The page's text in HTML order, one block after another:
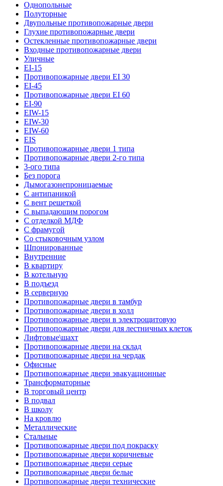
Однопольные
Полуторные
Двупольные противопожарные двери
Глухие противопожарные двери
Остекленные противопожарные двери
Входные противопожарные двери
Уличные
EI-15
Противопожарные двери EI 30
EI-45
Противопожарные двери EI 60
EI-90
EIW-15
EIW-30
EIW-60
EIS
Противопожарные двери 1 типа
Противопожарные двери 2-го типа
3-ого типа
Без порога
Дымогазонепроницаемые
С антипаникой
С вент решеткой
С выпадающим порогом
С отделкой МДФ
С фрамугой
Со стыковочным узлом
Шпонированные
Внутренние
В квартиру
В котельную
В подъезд
В серверную
Противопожарные двери в тамбур
Противопожарные двери в холл
Противопожарные двери в электрощитовую
Противопожарные двери для лестничных клеток
Лифтовые\шахт
Противопожарные двери на склад
Противопожарные двери на чердак
Офисные
Противопожарные двери эвакуационные
Трансформаторные
В торговый центр
В подвал
В школу
На кровлю
Металлические
Стальные
Противопожарные двери под покраску
Противопожарные двери коричневые
Противопожарные двери серые
Противопожарные двери белые
Противопожарные двери технические